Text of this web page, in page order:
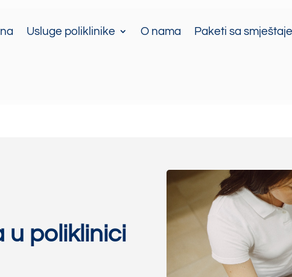
Usluge poliklinike O nama Paketi sa
u poliklinici